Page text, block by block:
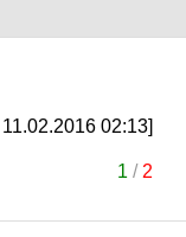
02:13]
1 / 2